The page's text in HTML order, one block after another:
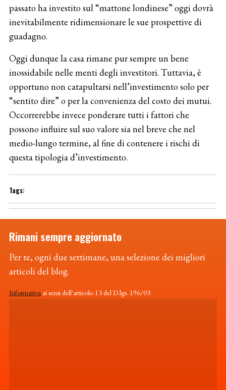
passato ha investito sul “mattone londinese” oggi dovrà
inevitabilmente ridimensionare le sue prospettive di
guadagno.
Oggi dunque la casa rimane pur sempre un bene
inossidabile nelle menti degli investitori. Tuttavia, è
opportuno non catapultarsi nell’investimento solo per
“sentito dire” o per la convenienza del costo dei mutui.
Occorrerebbe invece ponderare tutti i fattori che
possono influire sul suo valore sia nel breve che nel
medio-lungo termine, al fine di contenere i rischi di
questa tipologia d’investimento.
Rimani sempre aggiornato
Per te, ogni due settimane, una selezione dei migliori
articoli del blog.
Informativaai sensi dell'articolo 13 del D.lgs. 196/03